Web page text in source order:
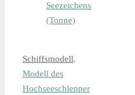
Seezeichens
(Tonne)
Schiffsmodell.
Modell des
Hochseeschlepper